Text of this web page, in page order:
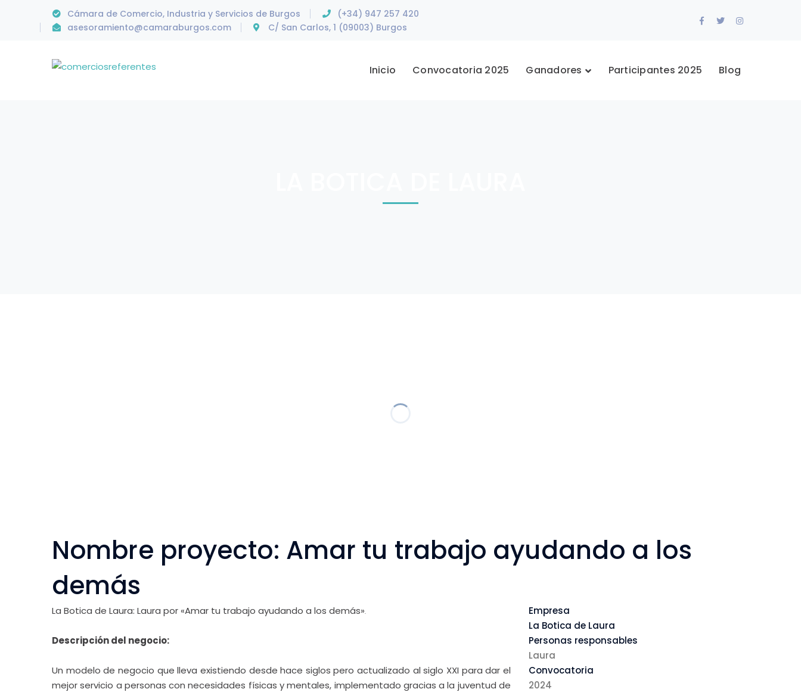
Cámara de Comercio, Industria y Servicios de Burgos
(+34) 947 257 420
asesoramiento@camaraburgos.com
C/ San Carlos, 1 (09003) Burgos
Facebook
TwitterInstagram
Inicio Convocatoria 2025 Ganadores Participantes 2025 Blog
Nombre proyecto: Amar tu trabajo ayudando a los
demás
La Botica de Laura: Laura por «Amar tu trabajo ayudando a los demás».
Descripción del negocio:
Un modelo de negocio que lleva existiendo desde hace siglos pero actualizado al siglo XXI para dar el
mejor servicio a personas con necesidades físicas y mentales, implementado gracias a la juventud de
Empresa
La Botica de Laura
Personas responsables
Laura
Convocatoria
2024